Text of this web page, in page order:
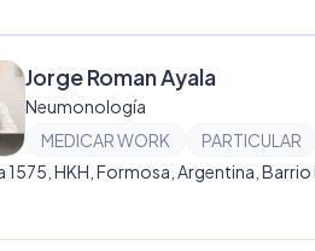
Jorge Roman Ayala
Neumonología
MEDICAR WORK
PARTICULAR
1575, HKH, Formosa, Argentina,